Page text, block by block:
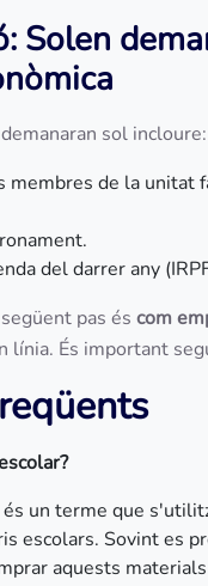
Solen
sol incloure:
membres de la unitat
del darrer any
pas és com
línia. És important
un terme que
escolars. Sovint es
aquests